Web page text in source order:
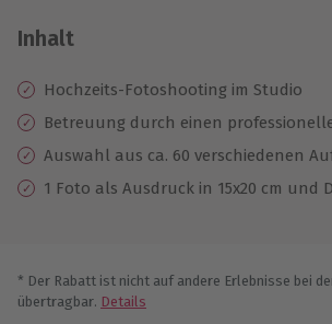
Inhalt
Hochzeits-Fotoshooting im Studio
Betreuung durch einen
Auswahl aus ca. 60 verschiedenen
1 Foto als Ausdruck in 15x20 cm und
* Der Rabatt ist nicht auf andere Erlebnisse bei
übertragbar. Details